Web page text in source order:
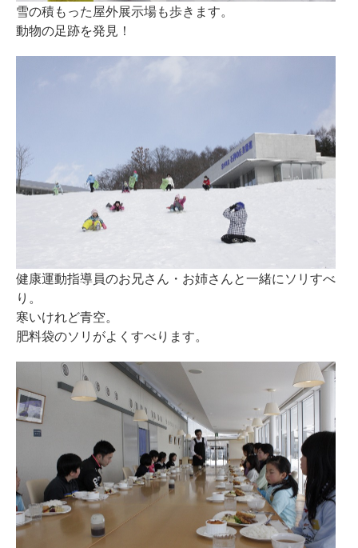
雪の積もった屋外展示場も歩きます。
動物の足跡を発見！
健康運動指導員のお兄さん・お姉さんと一緒にソリすべ
り。
寒いけれど青空。
肥料袋のソリがよくすべります。